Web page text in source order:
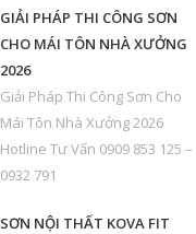
GIẢI PHÁP THI CÔNG SƠN
CHO MÁI TÔN NHÀ XƯỞNG
2026
Giải Pháp Thi Công Sơn Cho
Mái Tôn Nhà Xưởng 2026
Hotline Tư Vấn 0909 853 125 –
0932 791
SƠN NỘI THẤT KOVA FIT